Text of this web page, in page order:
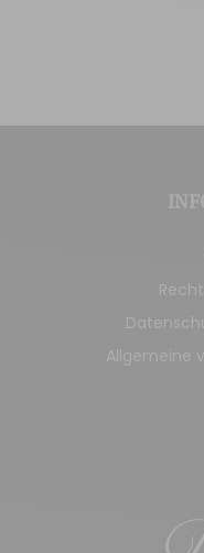
Allgemeine